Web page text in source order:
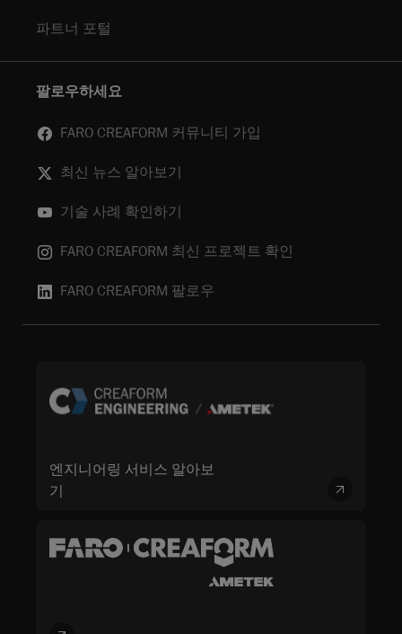
파트너 포털
팔로우하세요
FARO CREAFORM 커뮤니티 가입
최신 뉴스 알아보기
기술 사례 확인하기
FARO CREAFORM 최신 프로젝트 확인
FARO CREAFORM 팔로우
엔지니어링 서비스 알아보
기